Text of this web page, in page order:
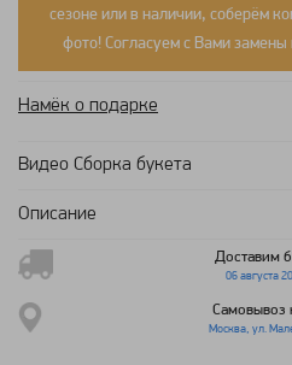
сезоне или в наличии, соберём
фото! Согласуем с Вами
Намёк о подарке
Видео Сборка букета
Описание
Доставим
06 августа
Самовывоз
Москва, ул.